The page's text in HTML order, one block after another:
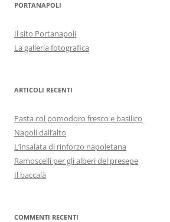
PORTANAPOLI
Il sito Portanapoli
La galleria fotografica
ARTICOLI RECENTI
Pasta col pomodoro fresco e basilico
Napoli dall’alto
L’insalata di rinforzo napoletana
Ramoscelli per gli alberi del presepe
Il baccalà
COMMENTI RECENTI